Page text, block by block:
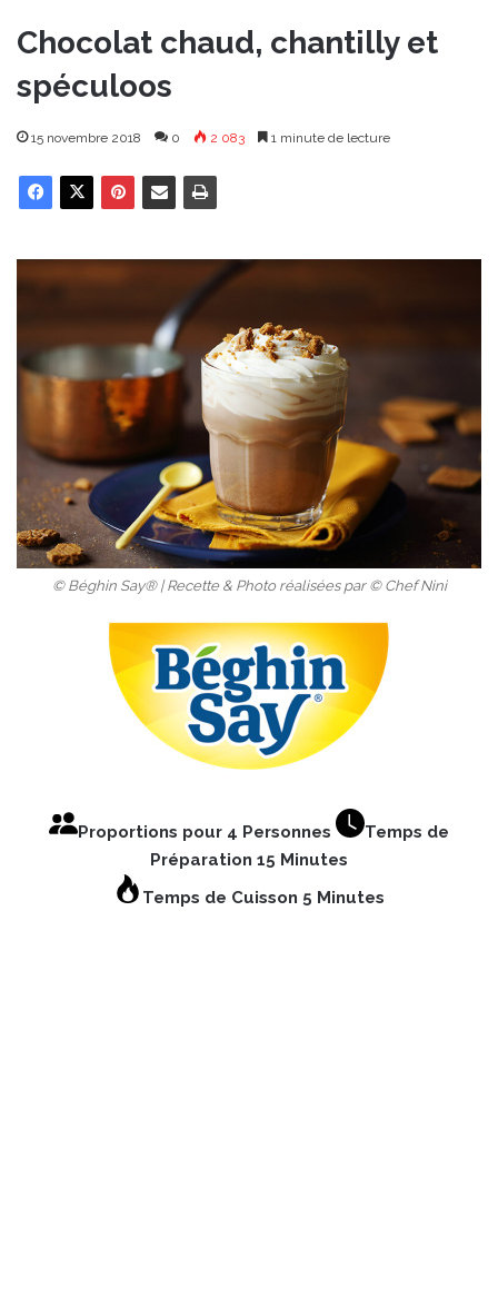
Chocolat chaud, chantilly et
spéculoos
15 novembre 2018 0 2 083 1 minute de lecture
© Béghin Say® | Recette & Photo réalisées par © Chef Nini
Proportions pour 4 Personnes
Temps de
Préparation 15 Minutes
Temps de Cuisson 5 Minutes